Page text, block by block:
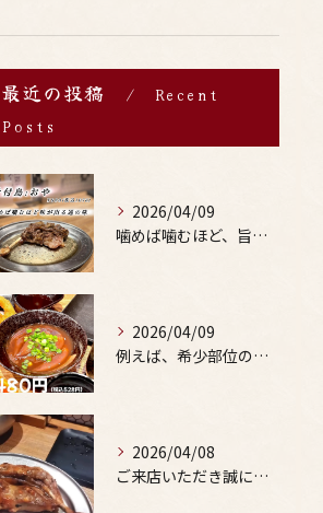
最近の投稿
Recent
Posts
2026/04/09
噛めば噛むほど、旨みがあふれる。
2026/04/09
例えば、希少部位の串を試したり、季節限定の地酒を味わったりす...
2026/04/08
ご来店いただき誠にありがとうございます。